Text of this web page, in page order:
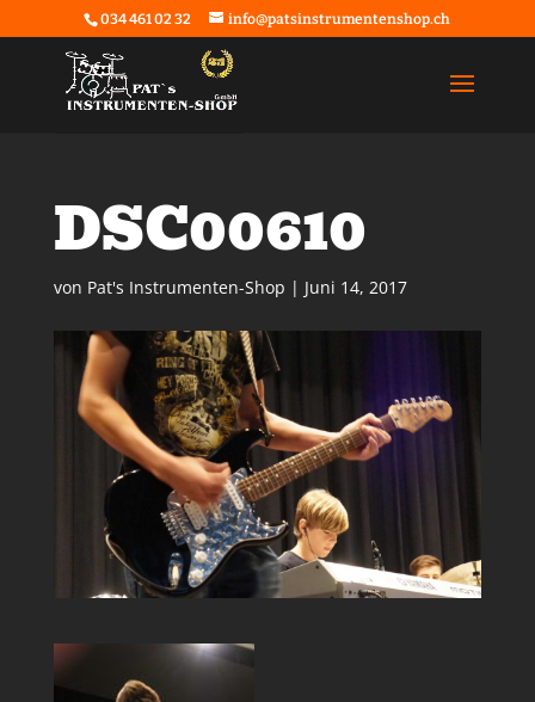
034 461 02 32 info@patsinstrumentenshop.ch
DSC00610
von Pat's Instrumenten-Shop | Juni 14, 2017